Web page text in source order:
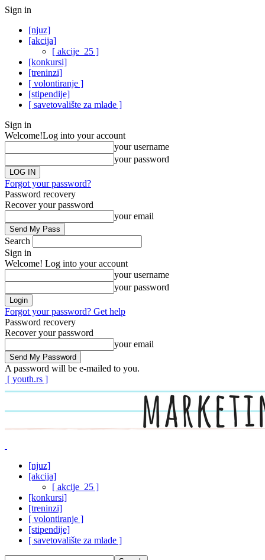
Sign in
[njuz]
[akcija]
[ akcije_25 ]
[konkursi]
[treninzi]
[ volontiranje ]
[stipendije]
[ savetovalište za mlade ]
Sign in
Welcome!Log into your account
your username
your password
Forgot your password?
Password recovery
Recover your password
your email
Search
Sign in
Welcome! Log into your account
your username
your password
Forgot your password? Get help
Password recovery
Recover your password
your email
A password will be e-mailed to you.
[ youth.rs ]
[njuz]
[akcija]
[ akcije_25 ]
[konkursi]
[treninzi]
[ volontiranje ]
[stipendije]
[ savetovalište za mlade ]